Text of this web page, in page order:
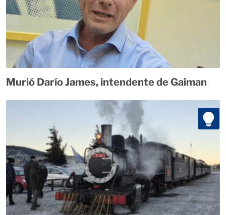
Murió Darío James, intendente de Gaiman